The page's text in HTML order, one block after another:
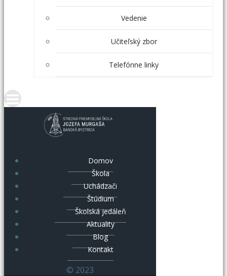
Vedenie
Učiteľský zbor
Telefónne linky
Domov
Škola
Uchádzači
Štúdium
Školská jedáleň
Aktuality
Blog
Kontakt
© 2023